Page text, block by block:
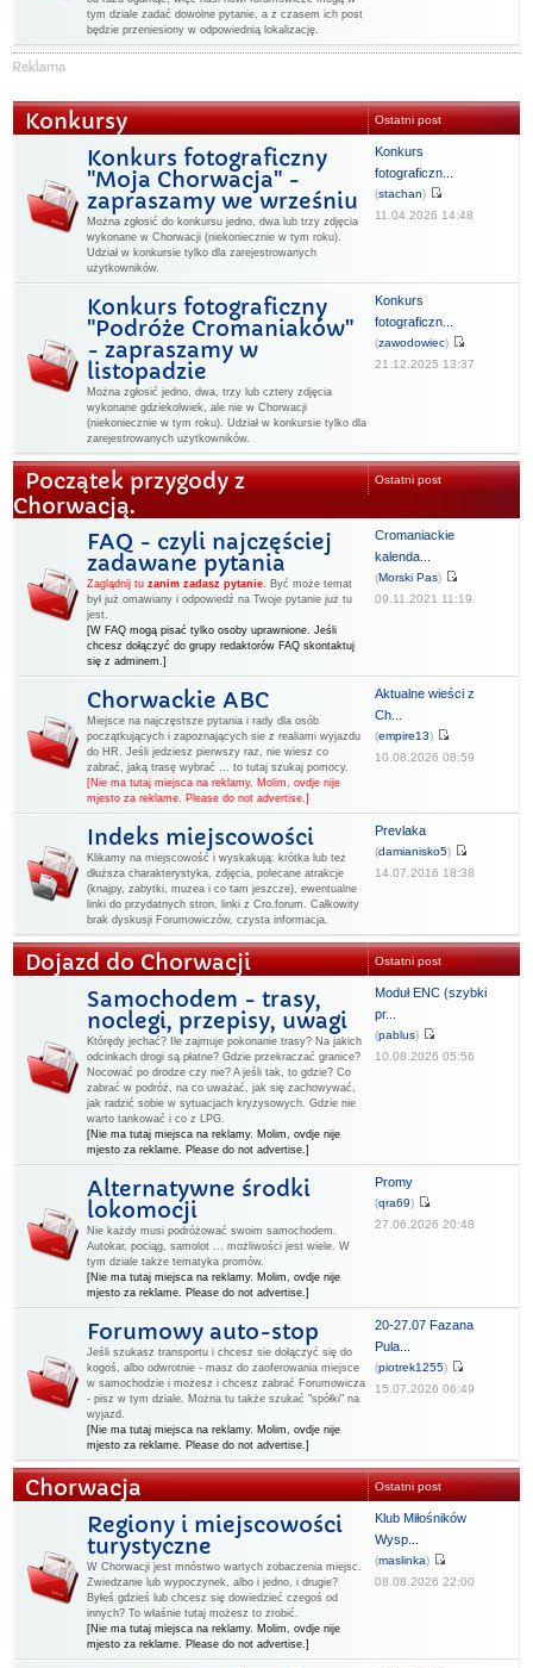
tym dziale zadać dowolne pytanie, a z czasem ich post
będzie przeniesiony w odpowiednią lokalizację.
Konkursy Ostatni post
Konkurs fotograficzny
"Moja Chorwacja" -
zapraszamy we wrześniu
Można zgłosić do konkursu jedno, dwa lub trzy zdjęcia
wykonane w Chorwacji (niekoniecznie w tym roku).
Udział w konkursie tylko dla zarejestrowanych
użytkowników.
Konkurs
fotograficzn...
(stachan)
11.04.2026 14:48
Konkurs fotograficzny
"Podróże Cromaniaków"
- zapraszamy w
listopadzie
Można zgłosić jedno, dwa, trzy lub cztery zdjęcia
wykonane gdziekolwiek, ale nie w Chorwacji
(niekoniecznie w tym roku). Udział w konkursie tylko dla
zarejestrowanych użytkowników.
Konkurs
fotograficzn...
(zawodowiec)
21.12.2025 13:37
Początek przygody z
Chorwacją.
Ostatni post
FAQ - czyli najczęściej
zadawane pytania
Zaglądnij tu zanim zadasz pytanie. Być może temat
był już omawiany i odpowiedź na Twoje pytanie już tu
jest.
[W FAQ mogą pisać tylko osoby uprawnione. Jeśli
chcesz dołączyć do grupy redaktorów FAQ skontaktuj
się z adminem.]
Cromaniackie
kalenda...
(Morski Pas)
09.11.2021 11:19
Chorwackie ABC
Miejsce na najczęstsze pytania i rady dla osób
początkujących i zapoznających sie z realiami wyjazdu
do HR. Jeśli jedziesz pierwszy raz, nie wiesz co
zabrać, jaką trasę wybrać ... to tutaj szukaj pomocy.
[Nie ma tutaj miejsca na reklamy. Molim, ovdje nije
mjesto za reklame. Please do not advertise.]
Aktualne wieści z
Ch...
(empire13)
10.08.2026 08:59
Indeks miejscowości
Klikamy na miejscowość i wyskakują: krótka lub też
dłuższa charakterystyka, zdjęcia, polecane atrakcje
(knajpy, zabytki, muzea i co tam jeszcze), ewentualne
linki do przydatnych stron, linki z Cro.forum. Całkowity
brak dyskusji Forumowiczów, czysta informacja.
Prevlaka
(damianisko5)
14.07.2016 18:38
Dojazd do Chorwacji Ostatni post
Samochodem - trasy,
noclegi, przepisy, uwagi
Którędy jechać? Ile zajmuje pokonanie trasy? Na jakich
odcinkach drogi są płatne? Gdzie przekraczać granice?
Nocować po drodze czy nie? A jeśli tak, to gdzie? Co
zabrać w podróż, na co uważać, jak się zachowywać,
jak radzić sobie w sytuacjach kryzysowych. Gdzie nie
warto tankować i co z LPG.
[Nie ma tutaj miejsca na reklamy. Molim, ovdje nije
mjesto za reklame. Please do not advertise.]
Moduł ENC (szybki
pr...
(pablus)
10.08.2026 05:56
Alternatywne środki
lokomocji
Nie każdy musi podróżować swoim samochodem.
Autokar, pociąg, samolot ... możliwości jest wiele. W
tym dziale także tematyka promów.
[Nie ma tutaj miejsca na reklamy. Molim, ovdje nije
mjesto za reklame. Please do not advertise.]
Promy
(qra69)
27.06.2026 20:48
Forumowy auto-stop
Jeśli szukasz transportu i chcesz sie dołączyć się do
kogoś, albo odwrotnie - masz do zaoferowania miejsce
w samochodzie i możesz i chcesz zabrać Forumowicza
- pisz w tym dziale. Można tu także szukać "spółki" na
wyjazd.
[Nie ma tutaj miejsca na reklamy. Molim, ovdje nije
mjesto za reklame. Please do not advertise.]
20-27.07 Fazana
Pula...
(piotrek1255)
15.07.2026 06:49
Chorwacja Ostatni post
Regiony i miejscowości
turystyczne
W Chorwacji jest mnóstwo wartych zobaczenia miejsc.
Zwiedzanie lub wypoczynek, albo i jedno, i drugie?
Byłeś gdzieś lub chcesz się dowiedzieć czegoś od
innych? To właśnie tutaj możesz to zrobić.
[Nie ma tutaj miejsca na reklamy. Molim, ovdje nije
mjesto za reklame. Please do not advertise.]
Klub Miłośników
Wysp...
(maslinka)
08.08.2026 22:00